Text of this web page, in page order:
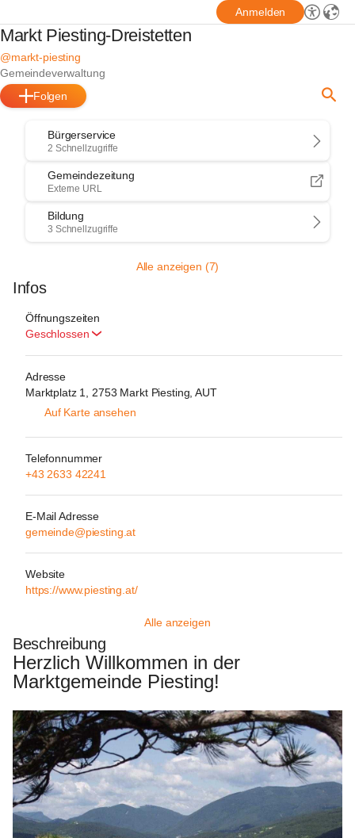
Anmelden
Markt Piesting-Dreistetten
@markt-piesting
Gemeindeverwaltung
Folgen
Bürgerservice
2 Schnellzugriffe
Gemeindezeitung
Externe URL
Bildung
3 Schnellzugriffe
Alle anzeigen (7)
Infos
Öffnungszeiten
Geschlossen
Adresse
Marktplatz 1, 2753 Markt Piesting, AUT
Auf Karte ansehen
Telefonnummer
+43 2633 42241
E-Mail Adresse
gemeinde@piesting.at
Website
https://www.piesting.at/
Alle anzeigen
Beschreibung
Herzlich Willkommen in der
Marktgemeinde Piesting!